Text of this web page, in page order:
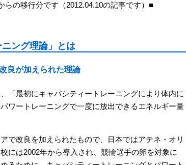
の移行分です（2012.04.10の記事です）■
ニング理論」とは
良が加えられた理論
「最初にキャパシティートレーニングにより体内に
ワートレーニングで一度に放出できるエネルギー量
で改良を加えられたもので、日本ではアテネ・オリ
には2002年から導入され、競輪選手の卵を対象に